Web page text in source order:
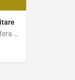
Buna ziua, Suntem o Companie de Mutari care ofera servicii personalizate in functie de…